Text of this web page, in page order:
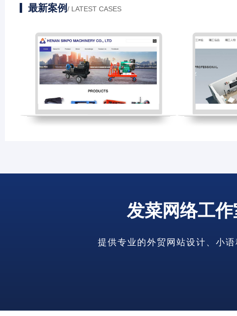
最新案例/ LATEST CASES
发菜网络工
提供专业的外贸网站设计、小